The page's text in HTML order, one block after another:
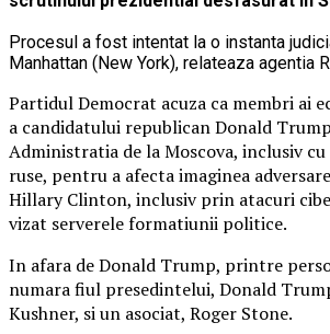
Procesul a fost intentat la o instanta
Manhattan (New York), relateaza agentia
Partidul Democrat acuza ca membri ai
a candidatului republican Donald
Administratia de la Moscova, inclusiv
ruse, pentru a afecta imaginea
Hillary Clinton, inclusiv prin atacuri
vizat serverele formatiunii politice.
In afara de Donald Trump, printre
numara fiul presedintelui, Donald
Kushner, si un asociat, Roger Stone.